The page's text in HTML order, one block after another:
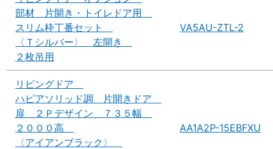
部材 片開き・トイレドア用
スリム枠丁番セット
〈Ｔシルバー〉 左開き
２枚吊用
VA5AU-ZTL-2
リビングドア
ハピアソリッド調 片開きドア
扉 ２Ｐデザイン ７３５幅
２０００高
〈アイアンブラック〉
AA1A2P-15EBFXU